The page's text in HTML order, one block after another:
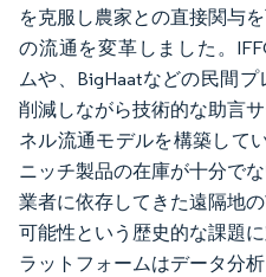
を克服し農家との直接関与
の流通を変革しました。
ムや、BigHaatなどの民間
削減しながら技術的な助言
ネル流通モデルを構築して
ニッチ製品の在庫が十分で
業者に依存してきた遠隔地
可能性という歴史的な課題
ラットフォームはデータ分